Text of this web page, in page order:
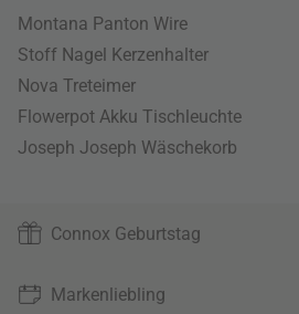
Montana Panton Wire
Stoff Nagel Kerzenhalter
Nova Treteimer
Flowerpot Akku Tischleuchte
Joseph Joseph Wäschekorb
Connox Geburtstag
Markenliebling